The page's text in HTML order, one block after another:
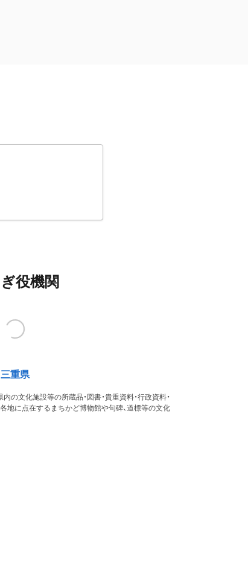
役機関
三重県
の文化施設等の所蔵品・図書・貴重資料・行政資料・
地に点在するまちかど博物館や句碑、道標等の文化